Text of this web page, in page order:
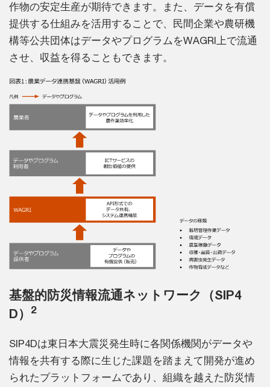
作物の安定生産が期待できます。また、データを有償
提供する仕組みを活用することで、民間企業や農研機
構等公共団体はデータやプログラムをWAGRI上で流通
させ、収益を得ることもできます。
基盤的防災情報流通ネットワーク（SIP4
D）
2
SIP4Dは東日本大震災発生時に各関係機関がデータや
情報を共有する際に生じた課題を踏まえて開発が進め
られたプラットフォームであり、組織を越えた防災情